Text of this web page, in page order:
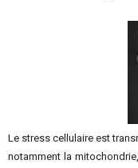
Le stress cellulaire est
notamment la